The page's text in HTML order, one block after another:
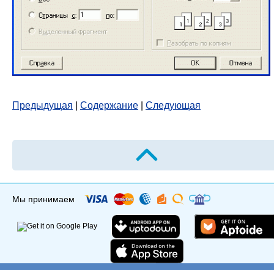
Предыдущая Содержание Следующая
Мы принимаем